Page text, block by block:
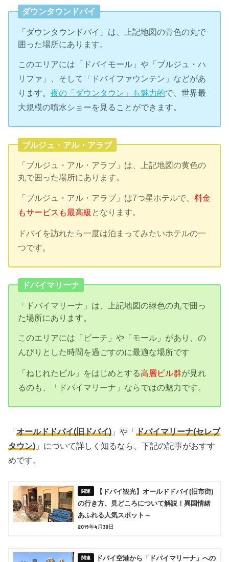
ダウンタウンドバイ
「ダウンタウンドバイ」は、上記地図の青色の丸で
囲った場所にあります。
このエリアには「ドバイモール」や「ブルジュ・ハ
リファ」、そして「ドバイファウンテン」などがあ
ります。夜の「ダウンタウン」も魅力的で、世界最
大規模の噴水ショーを見ることができます。
ブルジュ・アル・アラブ
「ブルジュ・アル・アラブ」は、上記地図の黄色の
丸で囲った場所にあります。
「ブルジュ・アル・アラブ」は7つ星ホテルで、料金
もサービスも最高級 となります。
ドバイを訪れたら一度は泊まってみたいホテルの一
つです。
ドバイマリーナ
「ドバイマリーナ」は、上記地図の緑色の丸で囲っ
た場所にあります。
このエリアには「ビーチ」や「モール」があり、の
んびりとした時間を過ごすのに最適な場所です
「ねじれたビル」をはじめとする高層ビル群が見れ
るのも、「ドバイマリーナ」ならではの魅力です。
「オールドドバイ(旧ドバイ) 」や「ドバイマリーナ(セレブ
タウン) 」について詳しく知るなら、下記の記事がおすす
めです。
【ドバイ観光】オールドドバイ(旧市街)
の行き方、見どころについて解説！異国情緒
あふれる人気スポット～
2019年4月30日
ドバイ空港から「ドバイマリーナ」への